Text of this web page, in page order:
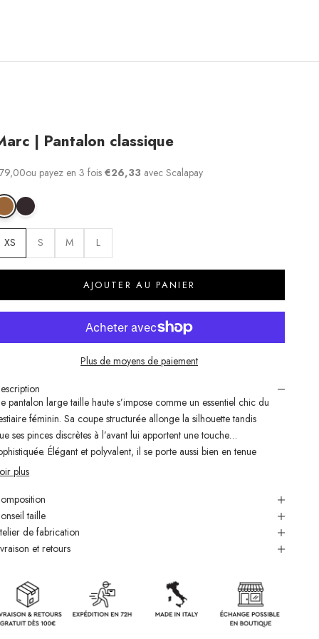
| Pantalon classique
de vente
ou payez en 3 fois€26,33 avec Scalapay
| Pantalon classique
Marc | Pantalon classique
XS S M L
AJOUTER AU PANIER
Plus de moyens de paiement
pantalon large taille haute s’impose comme un essentiel chic du
féminin. Sa coupe structurée allonge la silhouette tandis
ses pinces discrètes à l’avant lui apportent une touche
Élégant et polyvalent, il se porte aussi bien en tenue
qu’en version décontractée.
des tailles :
: 34
: 36
L : 40
large et taille haute
plus
taille
de fabrication
et retours